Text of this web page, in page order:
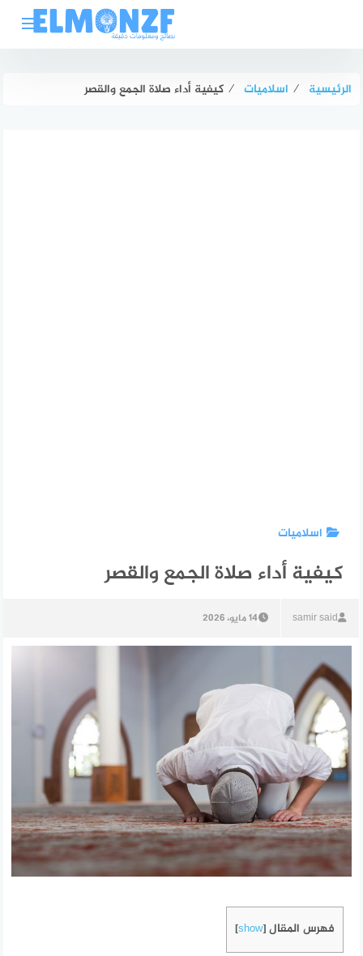
الرئيسية ⁄ اسلاميات ⁄ كيفية أداء صلاة الجمع والقصر
اسلاميات
كيفية أداء صلاة الجمع والقصر
samir said 14 مايو، 2026
فهرس المقال [
show
]